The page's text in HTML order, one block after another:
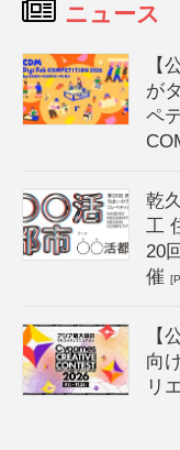
ニュース
【
が
ペ
乾
工
20
催
【
向
リ